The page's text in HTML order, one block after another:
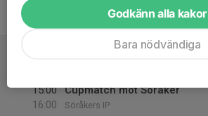
19
Fre
Cupmatch mot Alnö Utv
15:00
16:00
Cupmatch mot Söråker
Söråkers IP
Godkänn alla kakor
Bara nödvändiga